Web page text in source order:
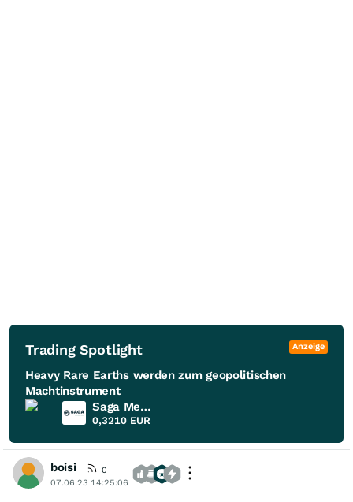
Trading Spotlight Anzeige
Heavy Rare Earths werden zum geopolitischen
Machtinstrument
Saga Metals
0,3210 EUR
boisi
0
07.06.23 14:25:06